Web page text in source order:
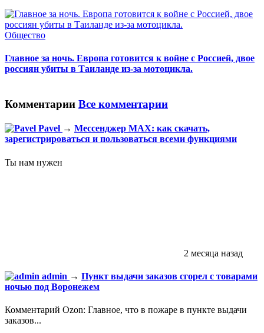
Общество
Главное за ночь. Европа готовится к войне с Россией, двое
россиян убиты в Таиланде из-за мотоцикла.
Комментарии Все комментарии
Pavel → Мессенджер МАХ: как скачать,
зарегистрироваться и пользоваться всеми функциями
Ты нам нужен
2 месяца назад
admin → Пункт выдачи заказов сгорел с товарами
ночью под Воронежем
Комментарий Ozon: Главное, что в пожаре в пункте выдачи
заказов...